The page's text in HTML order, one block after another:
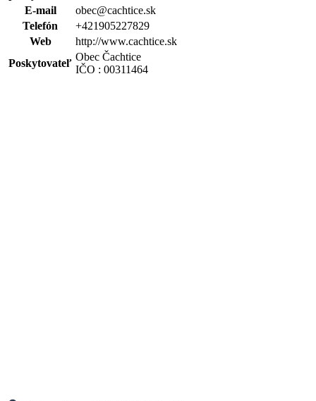
E-mail
obec@cachtice.sk
Telefón
+421905227829
Web
http://www.cachtice.sk
Poskytovateľ
Obec Čachtice
IČO : 00311464